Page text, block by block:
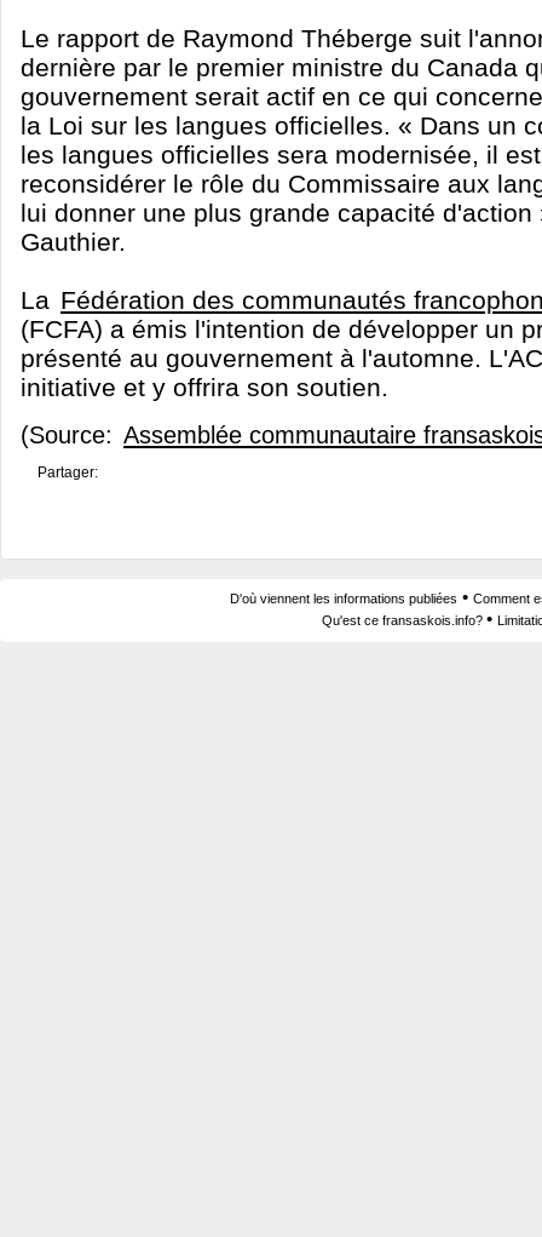
Le rapport de Raymond Théberge suit
dernière par le premier ministre du Canada
gouvernement serait actif en ce qui
la Loi sur les langues officielles. « Dans un
les langues officielles sera modernisée, il
reconsidérer le rôle du Commissaire aux
lui donner une plus grande capacité d'action
Gauthier.
La Fédération des communautés
(FCFA) a émis l'intention de développer un
présenté au gouvernement à l'automne.
initiative et y offrira son soutien.
(Source: Assemblée communautaire
Partager:
D'où viennent les informations publiées • Comment
Qu'est ce fransaskois.info? •